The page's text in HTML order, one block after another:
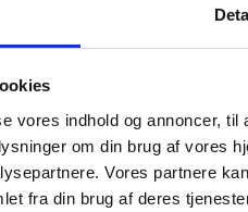
vores indhold og annoncer,
om din brug af vores
Vores partnere
fra din brug af deres
Jeg ønsker
klar
A4 hvid 6 fag
t/væg
Standard
FraKr.